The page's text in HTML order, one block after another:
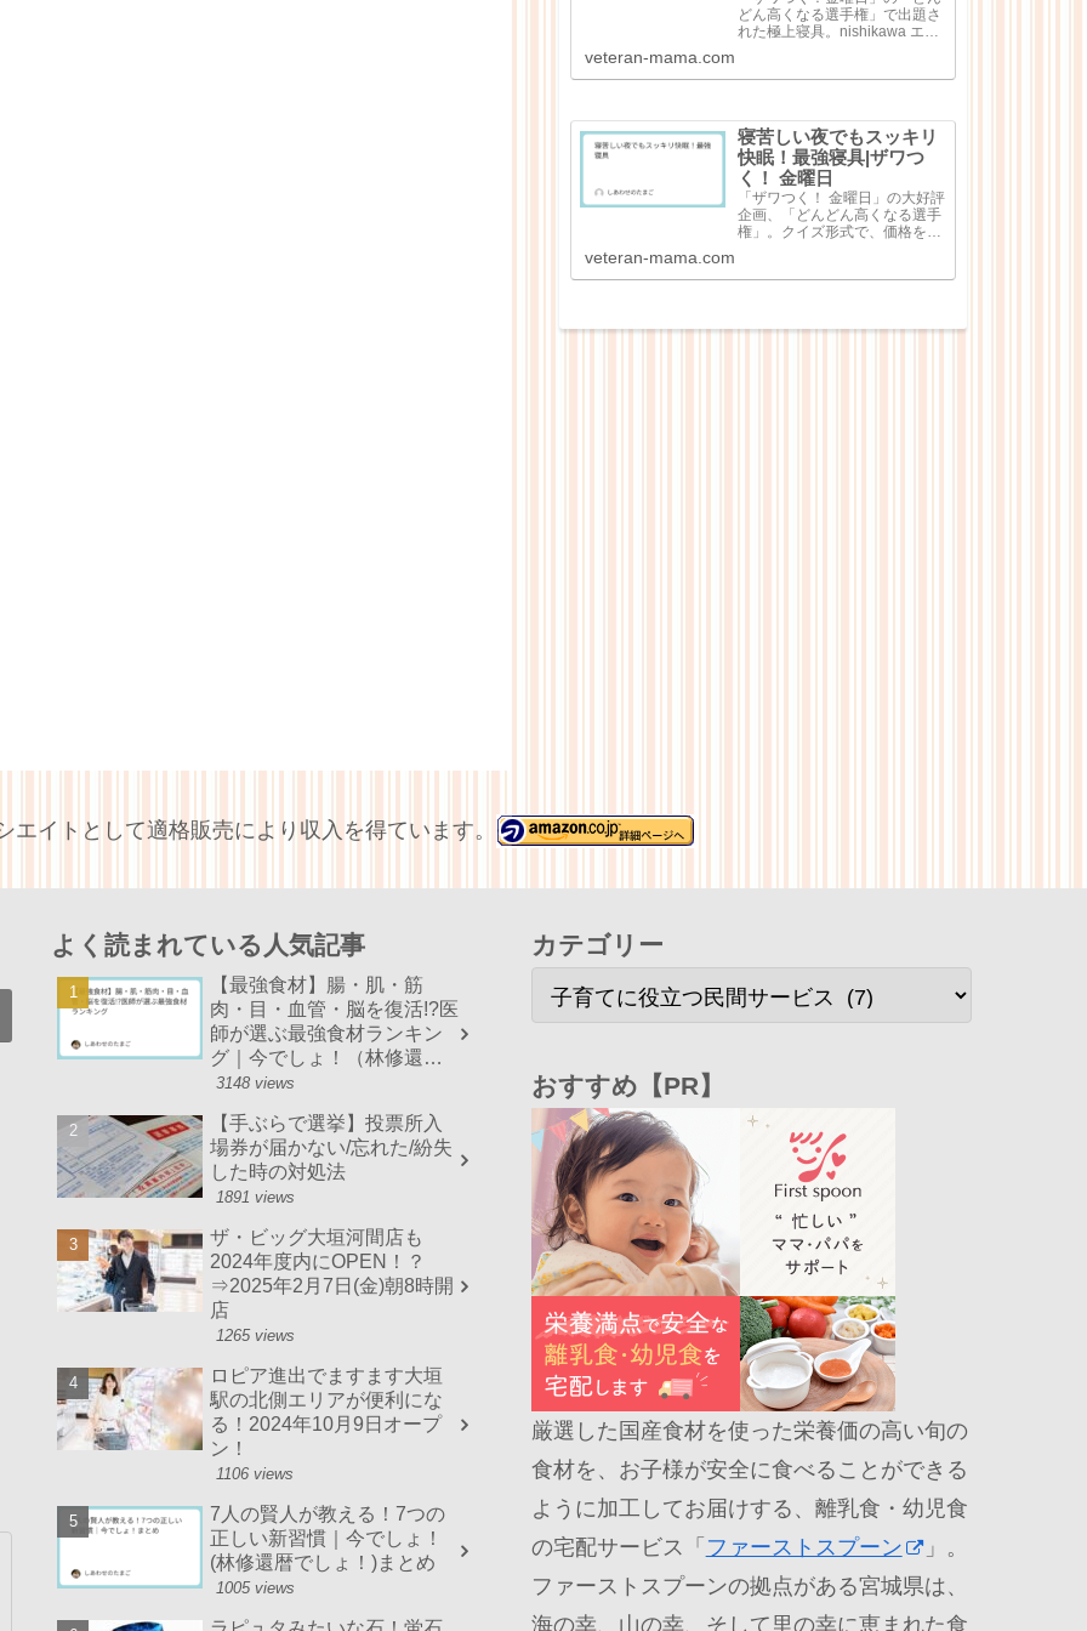
どん高くなる選手権」で出題さ
れた極上寝具。nishikawa エア
パジャマ（8万8000円）シルキ
万6500円）純日本...
veteran-mama.com
寝苦しい夜でもスッキリ
快眠！最強寝具|ザワつ
く！ 金曜日
「ザワつく！ 金曜日」の大好評
企画、「どんどん高くなる選手
権」。クイズ形式で、価格を当
が出てくる点が特徴なのです
として寝具4点が紹介...
veteran-mama.com
エイトとして適格販売により収入を得ています。
よく読まれている人気記事
【最強食材】腸・肌・筋
肉・目・血管・脳を復活!?医
師が選ぶ最強食材ランキン
グ｜今でしょ！（林修還暦
でしょ！）まとめ
3148 views
【手ぶらで選挙】投票所入
場券が届かない/忘れた/紛失
した時の対処法
1891 views
ザ・ビッグ大垣河間店も
2024年度内にOPEN！？
⇒2025年2月7日(金)朝8時開
店
1265 views
ロピア進出でますます大垣
駅の北側エリアが便利にな
る！2024年10月9日オープ
ン！
1106 views
7人の賢人が教える！7つの
正しい新習慣｜今でしょ！
(林修還暦でしょ！)まとめ
1005 views
カテゴリー
おすすめ【PR】
厳選した国産食材を使った栄養価の高い旬の
食材を、お子様が安全に食べることができる
ように加工してお届けする、離乳食・幼児食
の宅配サービス「 ファーストスプーン
」。
ファーストスプーンの拠点がある宮城県は、
海の幸、山の幸、そして里の幸に恵まれた食